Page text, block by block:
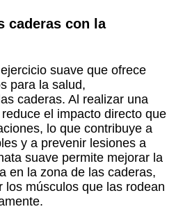
caderas con la
suave que ofrece
para la salud,
caderas. Al realizar una
el impacto directo que
lo que contribuye a
y a prevenir lesiones a
suave permite mejorar la
en la zona de las caderas,
los músculos que las rodean